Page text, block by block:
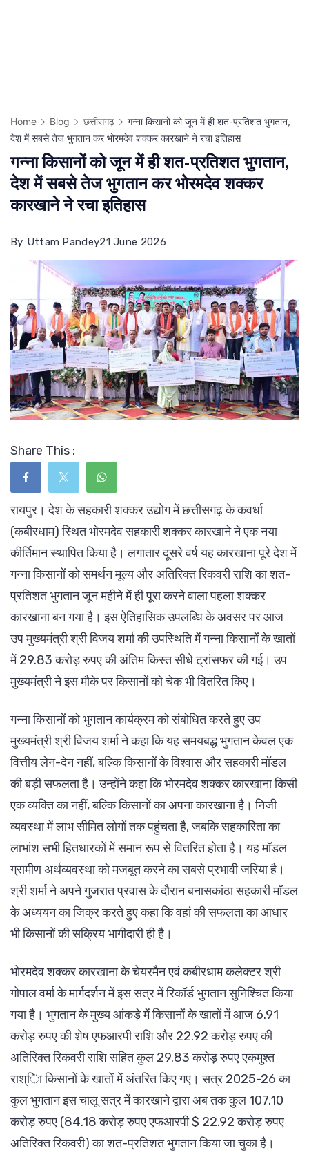
Home Blog छत्तीसगढ़
गन्ना किसानों को जून में ही शत-प्रतिशत भुगतान,
देश में सबसे तेज भुगतान कर भोरमदेव शक्कर कारखाने ने रचा इतिहास
गन्ना किसानों को जून में ही शत-प्रतिशत भुगतान,
देश में सबसे तेज भुगतान कर भोरमदेव शक्कर
कारखाने ने रचा इतिहास
By Uttam Pandey21 June 2026
Share This :
रायपुर। देश के सहकारी शक्कर उद्योग में छत्तीसगढ़ के कवर्धा
(कबीरधाम) स्थित भोरमदेव सहकारी शक्कर कारखाने ने एक नया
कीर्तिमान स्थापित किया है। लगातार दूसरे वर्ष यह कारखाना पूरे देश में
गन्ना किसानों को समर्थन मूल्य और अतिरिक्त रिकवरी राशि का शत-
प्रतिशत भुगतान जून महीने में ही पूरा करने वाला पहला शक्कर
कारखाना बन गया है। इस ऐतिहासिक उपलब्धि के अवसर पर आज
उप मुख्यमंत्री श्री विजय शर्मा की उपस्थिति में गन्ना किसानों के खातों
में 29.83 करोड़ रुपए की अंतिम किस्त सीधे ट्रांसफर की गई। उप
मुख्यमंत्री ने इस मौके पर किसानों को चेक भी वितरित किए।
गन्ना किसानों को भुगतान कार्यक्रम को संबोधित करते हुए उप
मुख्यमंत्री श्री विजय शर्मा ने कहा कि यह समयबद्ध भुगतान केवल एक
वित्तीय लेन-देन नहीं, बल्कि किसानों के विश्वास और सहकारी मॉडल
की बड़ी सफलता है। उन्होंने कहा कि भोरमदेव शक्कर कारखाना किसी
एक व्यक्ति का नहीं, बल्कि किसानों का अपना कारखाना है। निजी
व्यवस्था में लाभ सीमित लोगों तक पहुंचता है, जबकि सहकारिता का
लाभांश सभी हितधारकों में समान रूप से वितरित होता है। यह मॉडल
ग्रामीण अर्थव्यवस्था को मजबूत करने का सबसे प्रभावी जरिया है।
श्री शर्मा ने अपने गुजरात प्रवास के दौरान बनासकांठा सहकारी मॉडल
के अध्ययन का जिक्र करते हुए कहा कि वहां की सफलता का आधार
भी किसानों की सक्रिय भागीदारी ही है।
भोरमदेव शक्कर कारखाना के चेयरमैन एवं कबीरधाम कलेक्टर श्री
गोपाल वर्मा के मार्गदर्शन में इस सत्र में रिकॉर्ड भुगतान सुनिश्चित किया
गया है। भुगतान के मुख्य आंकड़े में किसानों के खातों में आज 6.91
करोड़ रुपए की शेष एफआरपी राशि और 22.92 करोड़ रुपए की
अतिरिक्त रिकवरी राशि सहित कुल 29.83 करोड़ रुपए एकमुश्त
राश्ाि किसानों के खातों में अंतरित किए गए। सत्र 2025-26 का
कुल भुगतान इस चालू सत्र में कारखाने द्वारा अब तक कुल 107.10
करोड़ रुपए (84.18 करोड़ रुपए एफआरपी $ 22.92 करोड़ रुपए
अतिरिक्त रिकवरी) का शत-प्रतिशत भुगतान किया जा चुका है।